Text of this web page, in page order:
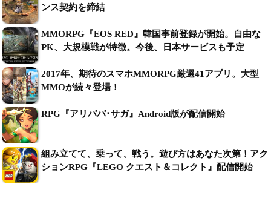
ンス契約を締結
MMORPG『EOS RED』韓国事前登録が開始。自由な
PK、大規模戦が特徴。今後、日本サービスも予定
2017年、期待のスマホMMORPG厳選41アプリ。大型
MMOが続々登場！
RPG『アリババ･サガ』Android版が配信開始
組み立てて、乗って、戦う。遊び方はあなた次第！アク
ションRPG『LEGO クエスト＆コレクト』配信開始